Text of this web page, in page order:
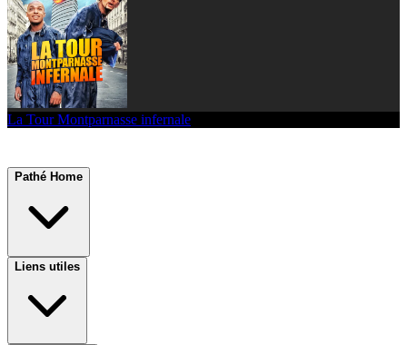
La Tour Montparnasse infernale
Pathé Home
Liens utiles